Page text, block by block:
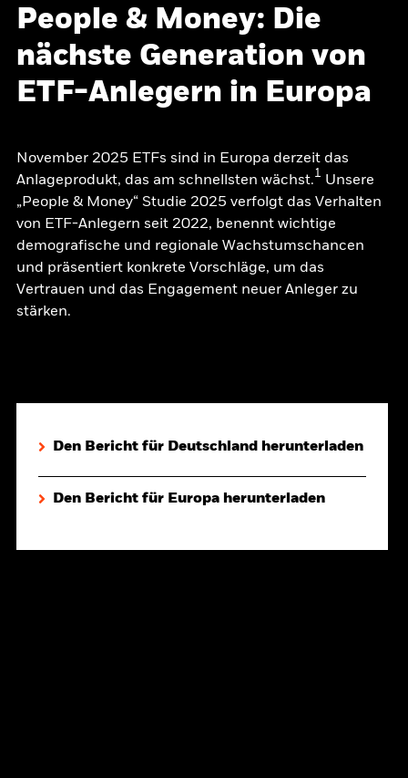
People & Money: Die
nächste Generation von
ETF-Anlegern in Europa
November 2025 ETFs sind in Europa derzeit das
Anlageprodukt, das am schnellsten wächst.1 Unsere
„People & Money“ Studie 2025 verfolgt das Verhalten
von ETF-Anlegern seit 2022, benennt wichtige
demografische und regionale Wachstumschancen
und präsentiert konkrete Vorschläge, um das
Vertrauen und das Engagement neuer Anleger zu
stärken.
Den Bericht für Deutschland herunterladen
Den Bericht für Europa herunterladen